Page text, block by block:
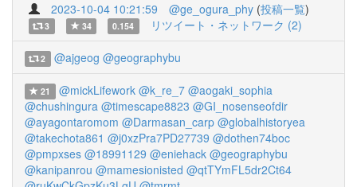
2023-10-04 10:21:59 @ge_ogura_phy (投稿一覧)
3 34 0.154 リツイート・ネットワーク (2)
2 @ajgeog @geographybu
21 @mickLifework @k_re_7 @aogaki_sophia
@chushingura @timescape8823 @GI_nosenseofdir
@ayagontaromom @Darmasan_carp @globalhistoryea
@takechota861 @j0xzPra7PD27739 @dothen74boc
@pmpxses @18991129 @eniehack @geographybu
@kanipanrou @mamesionisted @qtTYmFL5dr2Ct64